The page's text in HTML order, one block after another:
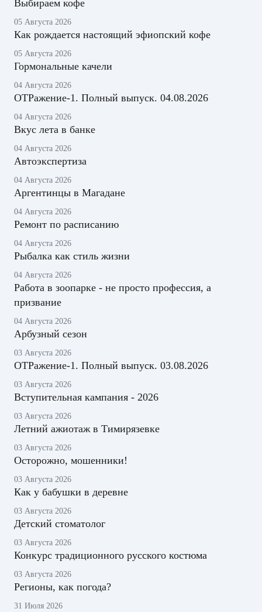
Выбираем кофе
05 Августа 2026
Как рождается настоящий эфиопский кофе
05 Августа 2026
Гормональные качели
04 Августа 2026
ОТРажение-1. Полный выпуск. 04.08.2026
04 Августа 2026
Вкус лета в банке
04 Августа 2026
Автоэкспертиза
04 Августа 2026
Аргентинцы в Магадане
04 Августа 2026
Ремонт по расписанию
04 Августа 2026
Рыбалка как стиль жизни
04 Августа 2026
Работа в зоопарке - не просто профессия, а
призвание
04 Августа 2026
Арбузный сезон
03 Августа 2026
ОТРажение-1. Полный выпуск. 03.08.2026
03 Августа 2026
Вступительная кампания - 2026
03 Августа 2026
Летний ажиотаж в Тимирязевке
03 Августа 2026
Осторожно, мошенники!
03 Августа 2026
Как у бабушки в деревне
03 Августа 2026
Детский стоматолог
03 Августа 2026
Конкурс традиционного русского костюма
03 Августа 2026
Регионы, как погода?
31 Июля 2026